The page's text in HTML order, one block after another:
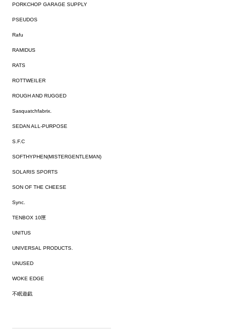
PORKCHOP GARAGE SUPPLY
PSEUDOS
Rafu
RAMIDUS
RATS
ROTTWEILER
ROUGH AND RUGGED
Sasquatchfabrix.
SEDAN ALL-PURPOSE
S.F.C
SOFTHYPHEN(MISTERGENTLEMAN)
SOLARIS SPORTS
SON OF THE CHEESE
Sync.
TENBOX 10匣
UNITUS
UNIVERSAL PRODUCTS.
UNUSED
WOKE EDGE
不眠遊戯